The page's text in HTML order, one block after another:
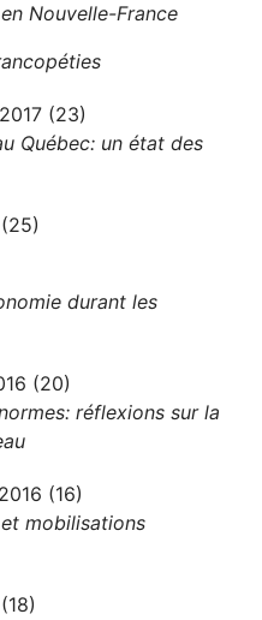
Nouvelle-France
(23)
Québec: un état des
durant les
(20)
réflexions sur la
(16)
mobilisations